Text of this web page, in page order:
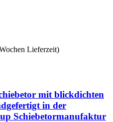
Lieferzeit)
mit blickdichten
in der
Schiebetormanufaktur